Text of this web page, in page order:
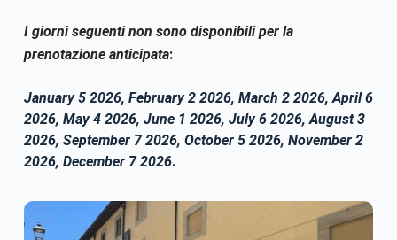
I giorni seguenti non sono disponibili per la
prenotazione anticipata:
January 5 2026, February 2 2026, March 2 2026, April 6
2026, May 4 2026, June 1 2026, July 6 2026, August 3
2026, September 7 2026, October 5 2026, November 2
2026, December 7 2026.